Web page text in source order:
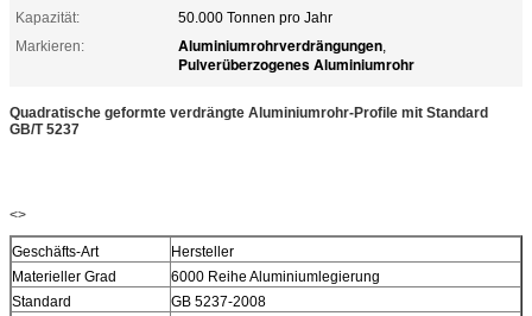
Kapazität:
50.000 Tonnen pro Jahr
Markieren:
Aluminiumrohrverdrängungen,
Pulverüberzogenes Aluminiumrohr
Quadratische geformte verdrängte Aluminiumrohr-Profile mit Standard
GB/T 5237
<>
Geschäfts-Art
Hersteller
Materieller Grad
6000 Reihe Aluminiumlegierung
Standard
GB 5237-2008